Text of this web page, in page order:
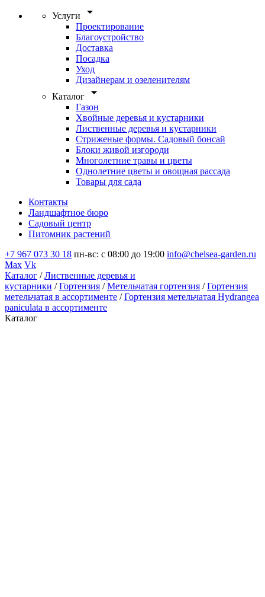
Услуги arrow_drop_down
Проектирование
Благоустройство
Доставка
Посадка
Уход
Дизайнерам и озеленителям
Каталог
arrow_drop_down
Газон
Хвойные деревья и кустарники
Лиственные деревья и кустарники
Стриженые формы. Садовый бонсай
Блоки живой изгороди
Многолетние травы и цветы
Однолетние цветы и овощная рассада
Товары для сада
Контакты
Ландшафтное бюро
Садовый центр
Питомник растений
+7 967 073 30 18 пн-вс: с 08:00 до 19:00 info@chelsea-garden.ru
Max Vk
Каталог /Лиственные деревья и
кустарники /Гортензия /Метельчатая гортензия /Гортензия
метельчатая в ассортименте /Гортензия метельчатая Hydrangea
paniculata в ассортименте
Каталог